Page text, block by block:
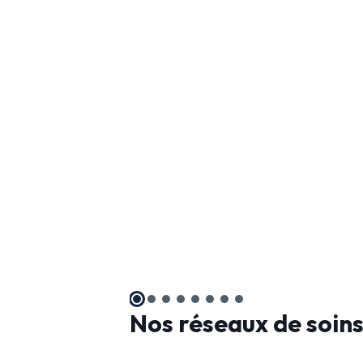
Nos réseaux de soins